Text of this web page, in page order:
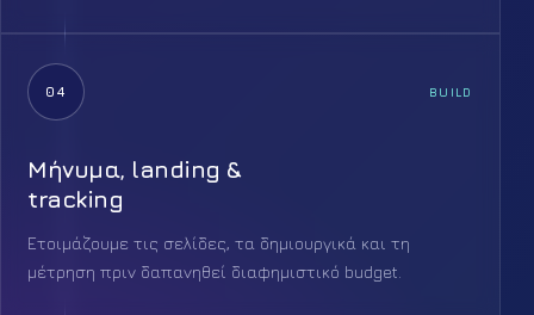
04 BUILD
Μήνυμα, landing &
tracking
Ετοιμάζουμε τις σελίδες, τα δημιουργικά και τη
μέτρηση πριν δαπανηθεί διαφημιστικό budget.